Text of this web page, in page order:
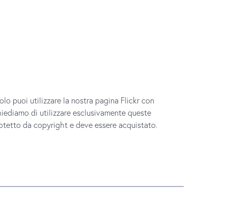
puoi utilizzare la nostra pagina Flickr con
di utilizzare esclusivamente queste
da copyright e deve essere acquistato.